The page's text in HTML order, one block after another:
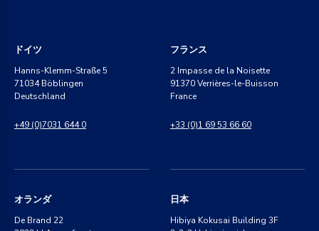
ドイツ
Hanns-Klemm-Straße 5
71034 Böblingen
Deutschland
+49 (0)7031 644 0
フランス
2 Impasse de la Noisette
91370 Verrières-le-Buisson
France
+33 (0)1 69 53 66 60
オランダ
De Brand 22
日本
Hibiya Kokusai Building 3F